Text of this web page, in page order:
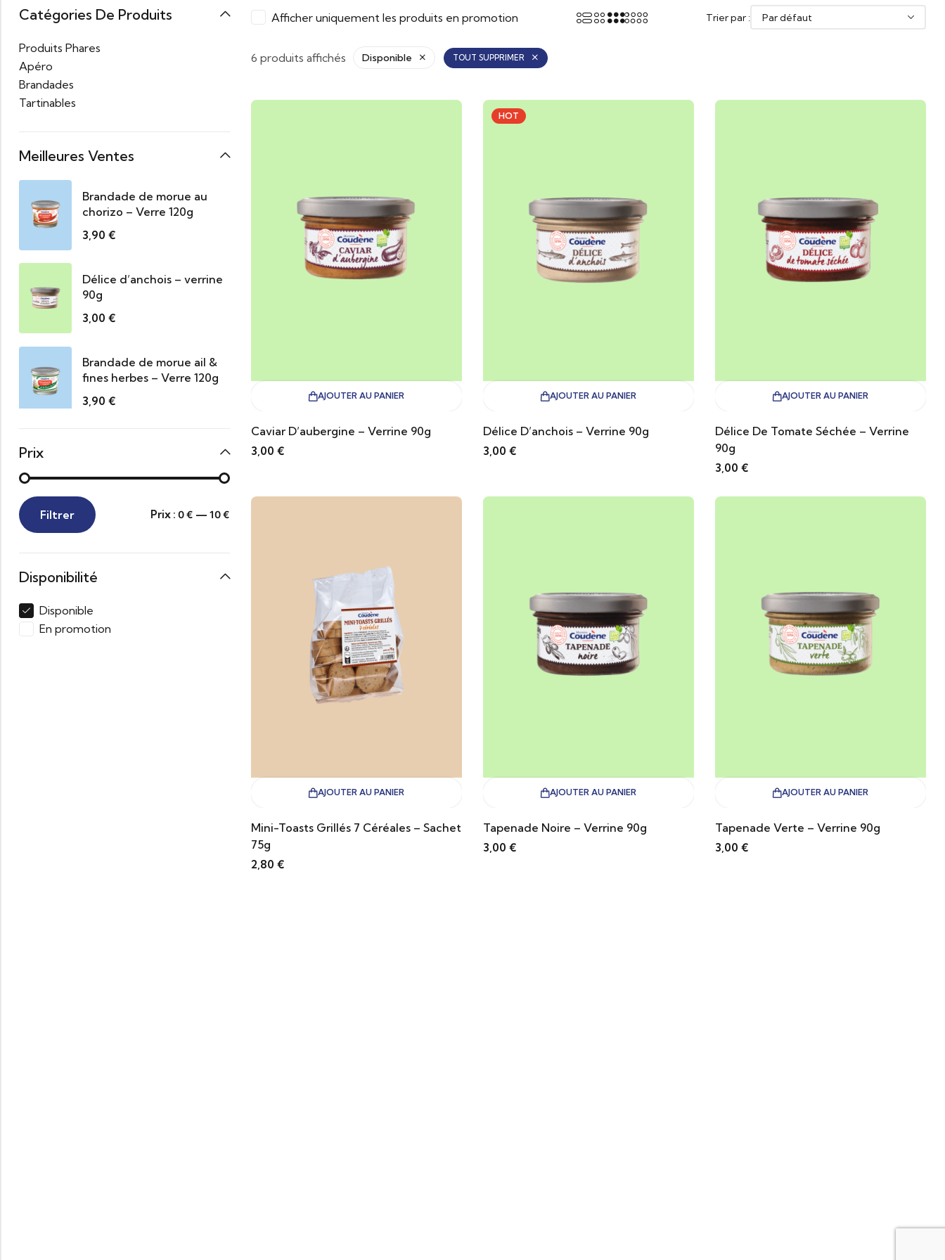
Afficher uniquement les produits en promotion Trier par :
6 produits affichés Disponible TOUT SUPPRIMER
AJOUTER AU PANIER
Caviar D’aubergine – Verrine 90g
3,00 €
HOT
AJOUTER AU PANIER
Délice D’anchois – Verrine 90g
3,00 €
AJOUTER AU PANIER
Délice De Tomate Séchée – Verrine
90g
3,00 €
AJOUTER AU PANIER
Mini-Toasts Grillés 7 Céréales – Sachet
75g
2,80 €
AJOUTER AU PANIER
Tapenade Noire – Verrine 90g
3,00 €
AJOUTER AU PANIER
Tapenade Verte – Verrine 90g
3,00 €
Catégories De Produits
Produits Phares
Apéro
Brandades
Tartinables
Meilleures Ventes
Brandade de morue au
chorizo – Verre 120g
3,90 €
Délice d’anchois – verrine
90g
3,00 €
Brandade de morue ail &
fines herbes – Verre 120g
3,90 €
Prix
Filtrer Prix : 0 € — 10 €
Disponibilité
Disponible
En promotion